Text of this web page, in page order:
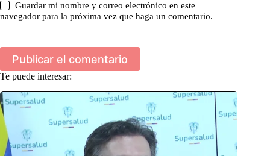
Guardar mi nombre y correo electrónico en este
navegador para la próxima vez que haga un comentario.
Publicar el comentario
Te puede interesar: